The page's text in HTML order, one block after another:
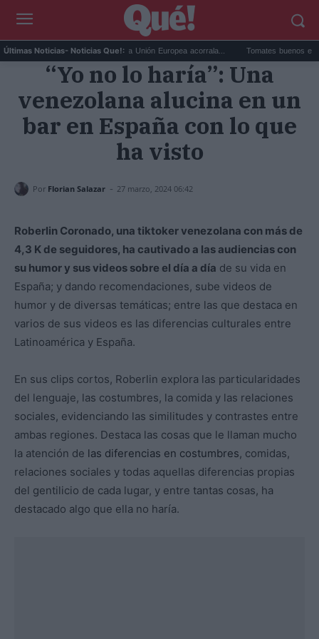
Últimas Noticias- Noticias Que!:
Multa de TikTok a la UE: la Unión Europea acorrala... Tomates buenos en
“Yo no lo haría”: Una
venezolana alucina en un
bar en España con lo que
ha visto
Por Florian Salazar - 27 marzo, 2024 06:42
Roberlin Coronado, una tiktoker venezolana con más de
4,3 K de seguidores, ha cautivado a las audiencias con
su humor y sus videos sobre el día a día de su vida en
España; y dando recomendaciones, sube videos de
humor y de diversas temáticas; entre las que destaca en
varios de sus videos es las diferencias culturales entre
Latinoamérica y España.
En sus clips cortos, Roberlin explora las particularidades
del lenguaje, las costumbres, la comida y las relaciones
sociales, evidenciando las similitudes y contrastes entre
ambas regiones. Destaca las cosas que le llaman mucho
la atención de las diferencias en costumbres, comidas,
relaciones sociales y todas aquellas diferencias propias
del gentilicio de cada lugar, y entre tantas cosas, ha
destacado algo que ella no haría.